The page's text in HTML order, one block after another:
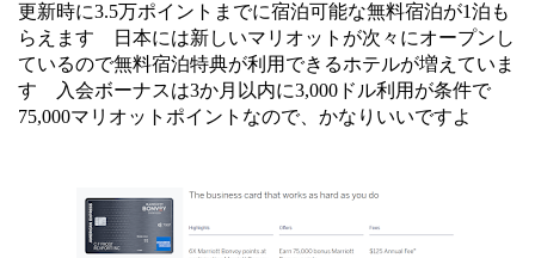
更新時に3.5万ポイントまでに宿泊可能な無料宿泊が1泊も
らえます 日本には新しいマリオットが次々にオープンし
ているので無料宿泊特典が利用できるホテルが増えていま
す 入会ボーナスは3か月以内に3,000ドル利用が条件で
75,000マリオットポイントなので、かなりいいですよ